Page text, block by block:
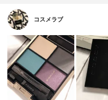
コスメラブ